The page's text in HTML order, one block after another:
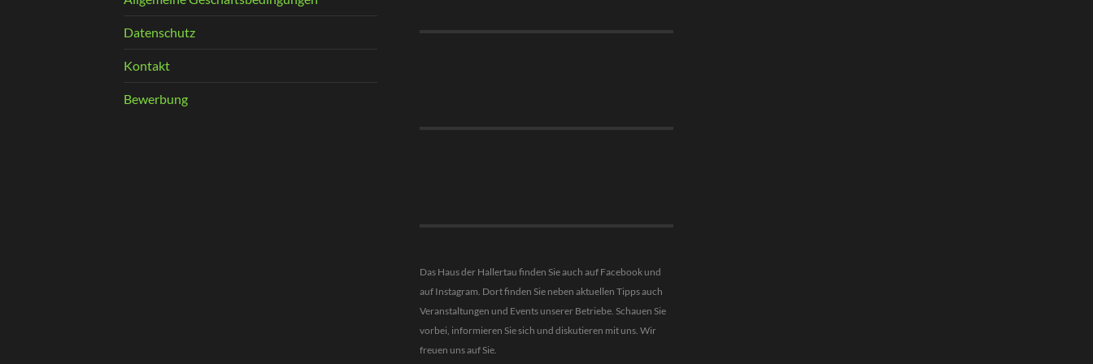
Datenschutz
Kontakt
Bewerbung
Das Haus der Hallertau finden Sie auch auf Facebook und
auf Instagram. Dort finden Sie neben aktuellen Tipps auch
Veranstaltungen und Events unserer Betriebe. Schauen Sie
vorbei, informieren Sie sich und diskutieren mit uns. Wir
freuen uns auf Sie.